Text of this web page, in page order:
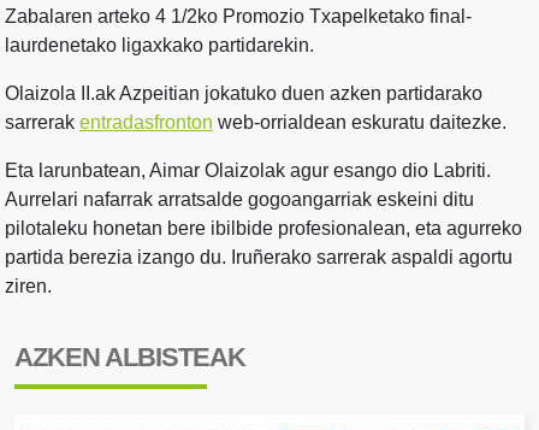
Zabalaren arteko 4 1/2ko Promozio Txapelketako final-
laurdenetako ligaxkako partidarekin.
Olaizola II.ak Azpeitian jokatuko duen azken partidarako
sarrerak entradasfronton web-orrialdean eskuratu daitezke.
Eta larunbatean, Aimar Olaizolak agur esango dio Labriti.
Aurrelari nafarrak arratsalde gogoangarriak eskeini ditu
pilotaleku honetan bere ibilbide profesionalean, eta agurreko
partida berezia izango du. Iruñerako sarrerak aspaldi agortu
ziren.
AZKEN ALBISTEAK